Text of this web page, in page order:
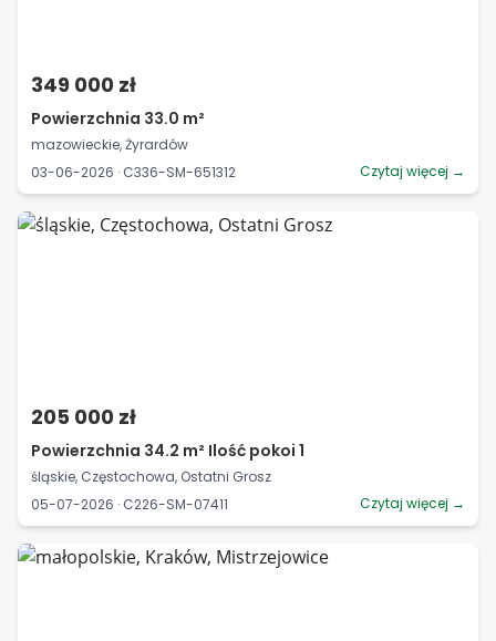
349 000 zł
Powierzchnia 33.0 m²
mazowieckie, Żyrardów
03-06-2026 · C336-SM-651312
Czytaj więcej →
205 000 zł
Powierzchnia 34.2 m² Ilość pokoi 1
śląskie, Częstochowa, Ostatni Grosz
05-07-2026 · C226-SM-07411
Czytaj więcej →